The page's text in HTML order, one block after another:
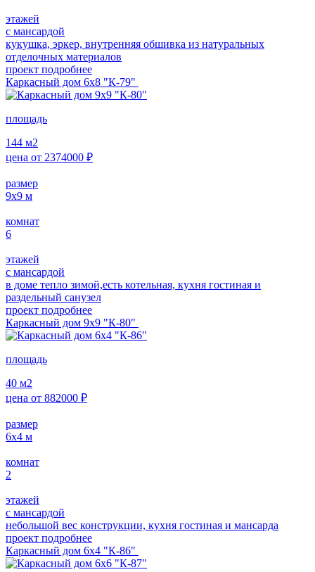
этажей
с мансардой
кукушка, эркер, внутренняя обшивка из натуральных
отделочных материалов
проект подробнее
Каркасный дом 6х8 "К-79"
площадь
144 м2
цена от 2374000 ₽
размер
9х9 м
комнат
6
этажей
с мансардой
в доме тепло зимой,есть котельная, кухня гостиная и
раздельный санузел
проект подробнее
Каркасный дом 9х9 "К-80"
площадь
40 м2
цена от 882000 ₽
размер
6х4 м
комнат
2
этажей
с мансардой
небольшой вес конструкции, кухня гостиная и мансарда
проект подробнее
Каркасный дом 6х4 "К-86"